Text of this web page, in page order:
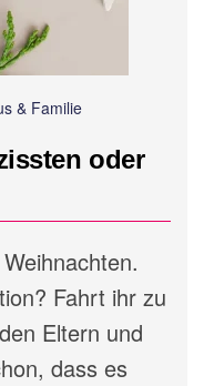
& Familie
oder
Fahrt ihr zu
Eltern und
dass es